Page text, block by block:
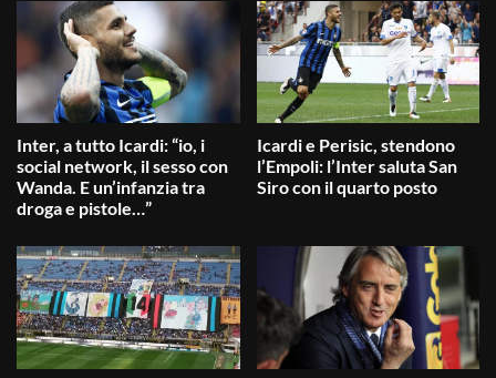
Inter, a tutto Icardi: “io, i
social network, il sesso con
Wanda. E un’infanzia tra
droga e pistole…”
Icardi e Perisic, stendono
l’Empoli: l’Inter saluta San
Siro con il quarto posto